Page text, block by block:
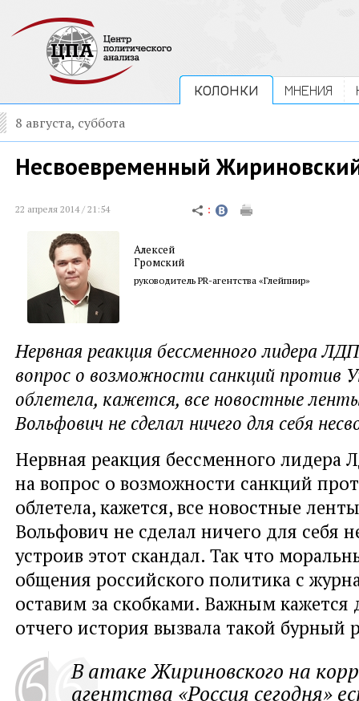
КОЛОНКИ МНЕНИЯ
8 августа, суббота
Несвоевременный
22 апреля 2014 / 21:54
Алексей
Громский
руководитель PR-агентства «Глейпнир»
Нервная реакция бессменного лидера
вопрос о возможности санкций против
облетела, кажется, все новостные
Вольфович не сделал ничего для себя
Нервная реакция бессменного лидера
на вопрос о возможности санкций
облетела, кажется, все новостные
Вольфович не сделал ничего для себя
устроив этот скандал. Так что
общения российского политика с
оставим за скобками. Важным кажется
отчего история вызвала такой бурный
В атаке Жириновского на
агентства «Россия сегодня»